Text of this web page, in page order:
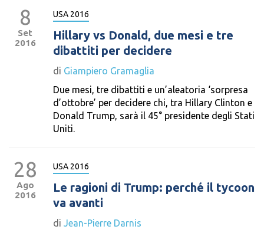
8
Set
2016
USA 2016
Hillary vs Donald, due mesi e tre
dibattiti per decidere
di Giampiero Gramaglia
Due mesi, tre dibattiti e un’aleatoria ‘sorpresa
d’ottobre’ per decidere chi, tra Hillary Clinton e
Donald Trump, sarà il 45° presidente degli Stati
Uniti.
28
Ago
2016
USA 2016
Le ragioni di Trump: perché il tycoon
va avanti
di Jean-Pierre Darnis